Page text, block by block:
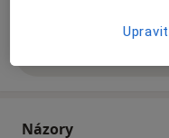
Názory